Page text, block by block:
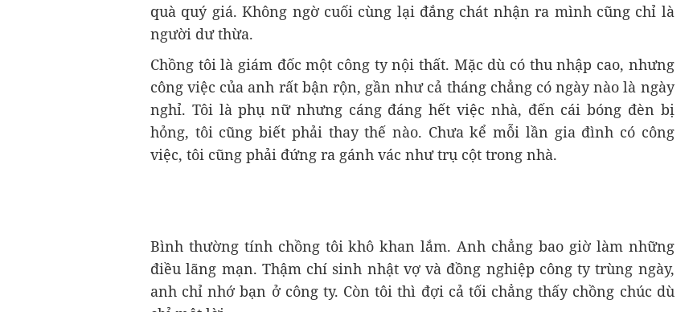
quà quý giá. Không ngờ cuối cùng lại đắng chát nhận ra mình cũng chỉ là
người dư thừa.
Chồng tôi là giám đốc một công ty nội thất. Mặc dù có thu nhập cao, nhưng
công việc của anh rất bận rộn, gần như cả tháng chẳng có ngày nào là ngày
nghỉ. Tôi là phụ nữ nhưng cáng đáng hết việc nhà, đến cái bóng đèn bị
hỏng, tôi cũng biết phải thay thế nào. Chưa kể mỗi lần gia đình có công
việc, tôi cũng phải đứng ra gánh vác như trụ cột trong nhà.
Bình thường tính chồng tôi khô khan lắm. Anh chẳng bao giờ làm những
điều lãng mạn. Thậm chí sinh nhật vợ và đồng nghiệp công ty trùng ngày,
anh chỉ nhớ bạn ở công ty. Còn tôi thì đợi cả tối chẳng thấy chồng chúc dù